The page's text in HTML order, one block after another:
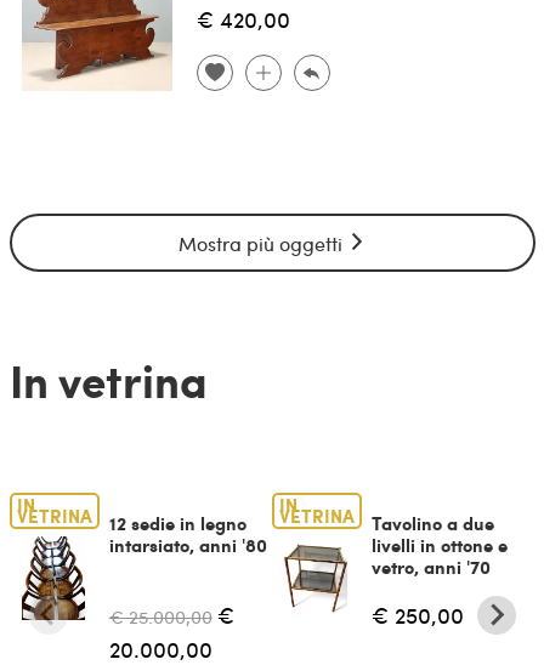
€ 420,00
Mostra più oggetti
In vetrina
IN
VETRINA
12 sedie in legno
intarsiato, anni '80
€ 25.000,00 €
20.000,00
IN
VETRINA
Tavolino a due
livelli in ottone e
vetro, anni '70
€ 250,00